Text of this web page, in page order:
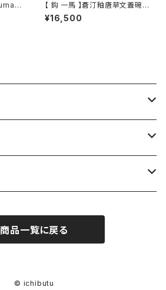
【 鈎 一馬 】蒼汀釉唐草文蓋碗 /
【 kazuma magari 】Gaiwan
¥16,500
商品一覧に戻る
© ichibutu